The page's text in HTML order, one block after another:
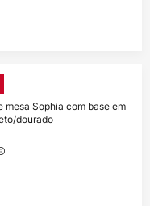
mesa Sophia com base em
dourado